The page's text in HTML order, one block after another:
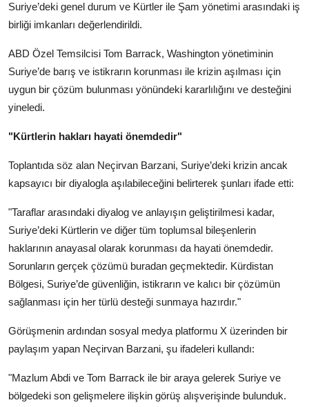
Suriye’deki genel durum ve Kürtler ile Şam yönetimi arasındaki iş
birliği imkanları değerlendirildi.
ABD Özel Temsilcisi Tom Barrack, Washington yönetiminin
Suriye’de barış ve istikrarın korunması ile krizin aşılması için
uygun bir çözüm bulunması yönündeki kararlılığını ve desteğini
yineledi.
"Kürtlerin hakları hayati önemdedir"
Toplantıda söz alan Neçirvan Barzani, Suriye’deki krizin ancak
kapsayıcı bir diyalogla aşılabileceğini belirterek şunları ifade etti:
"Taraflar arasındaki diyalog ve anlayışın geliştirilmesi kadar,
Suriye’deki Kürtlerin ve diğer tüm toplumsal bileşenlerin
haklarının anayasal olarak korunması da hayati önemdedir.
Sorunların gerçek çözümü buradan geçmektedir. Kürdistan
Bölgesi, Suriye’de güvenliğin, istikrarın ve kalıcı bir çözümün
sağlanması için her türlü desteği sunmaya hazırdır."
Görüşmenin ardından sosyal medya platformu X üzerinden bir
paylaşım yapan Neçirvan Barzani, şu ifadeleri kullandı:
"Mazlum Abdi ve Tom Barrack ile bir araya gelerek Suriye ve
bölgedeki son gelişmelere ilişkin görüş alışverişinde bulunduk.